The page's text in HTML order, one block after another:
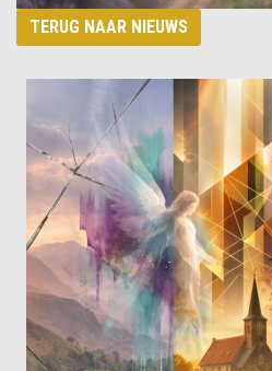
TERUG NAAR NIEUWS